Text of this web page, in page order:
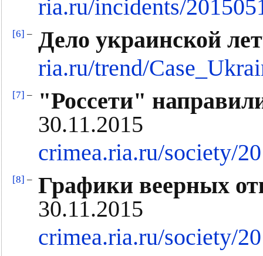
ria.ru/incidents/
[6] – Дело украинской
ria.ru/trend/
[7] –
"Россети"
30.11.2015
crimea.ria.ru/society/
[8] – Графики веерных
30.11.2015
crimea.ria.ru/society/